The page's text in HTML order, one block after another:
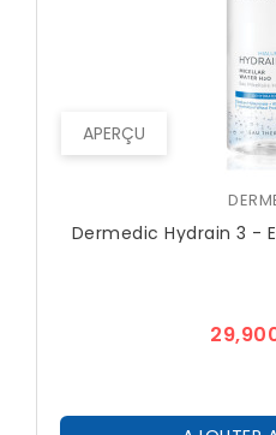
APERÇU
Dermedic Hydrain 3 -